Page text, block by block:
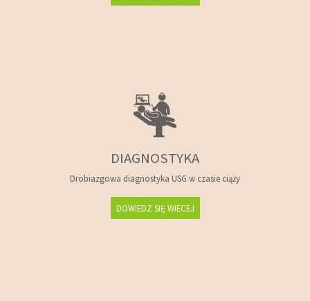
DIAGNOSTYKA
Drobiazgowa diagnostyka USG w czasie ciąży
DOWIEDZ SIĘ WIECEJ